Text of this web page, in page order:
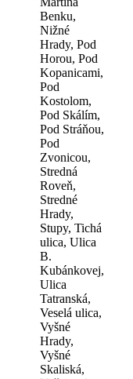
Benku,
Nižné
Hrady, Pod
Horou, Pod
Kopanicami,
Pod
Kostolom,
Pod Skálím,
Pod Stráňou,
Pod
Zvonicou,
Stredná
Roveň,
Stredné
Hrady,
Stupy, Tichá
ulica, Ulica
B.
Kubánkovej,
Ulica
Tatranská,
Veselá ulica,
Vyšné
Hrady,
Vyšné
Skaliská,